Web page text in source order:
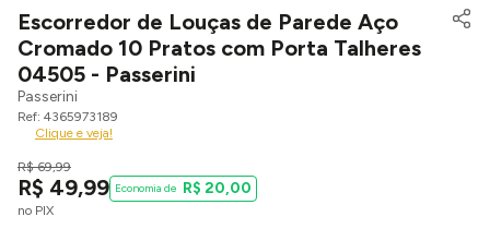
Escorredor de Louças de Parede Aço
Cromado 10 Pratos com Porta Talheres
04505 - Passerini
Passerini
4365973189
Clique e veja!
R$ 69,99
R$ 49,99
no PIX
R$ 20,00